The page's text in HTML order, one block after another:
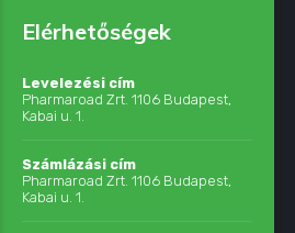
Elérhetőségek
Levelezési cím
Pharmaroad Zrt. 1106 Budapest,
Kabai u. 1.
Számlázási cím
Pharmaroad Zrt. 1106 Budapest,
Kabai u. 1.